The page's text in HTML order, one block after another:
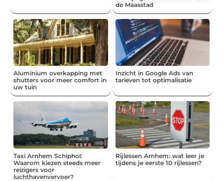
de Maasstad
Aluminium overkapping met
shutters voor meer comfort in
uw tuin
Inzicht in Google Ads van
tarieven tot optimalisatie
Taxi Arnhem Schiphol:
Waarom kiezen steeds meer
reizigers voor
luchthavenvervoer?
Rijlessen Arnhem: wat leer je
tijdens je eerste 10 rijlessen?